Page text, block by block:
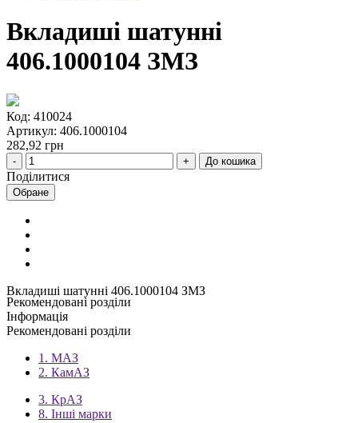
Вкладиші шатунні
406.1000104 ЗМЗ
Код: 410024
Артикул: 406.1000104
282,92 грн
До кошика
Поділитися
Обране
Вкладиші шатунні 406.1000104 ЗМЗ
Рекомендовані розділи
Інформація
Рекомендовані розділи
1. МАЗ
2. КамАЗ
3. КрАЗ
8. Інші марки